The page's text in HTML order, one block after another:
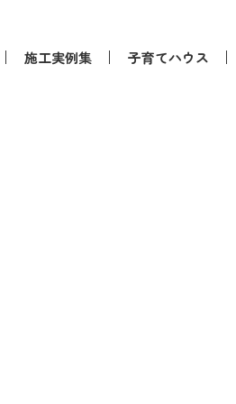
施工実例集 子育てハウス